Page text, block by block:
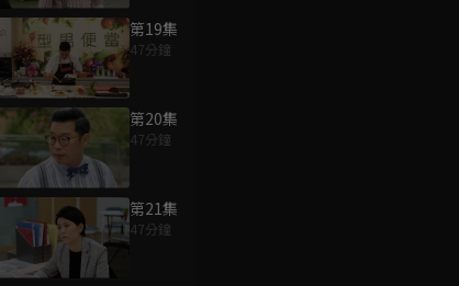
第19集
47分鐘
第20集
47分鐘
第21集
47分鐘